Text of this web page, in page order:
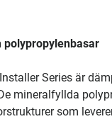
Series är
mineralfyllda
som